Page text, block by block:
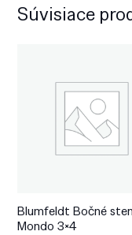
Súvisiace
Blumfeldt Bočné
Mondo 3×4